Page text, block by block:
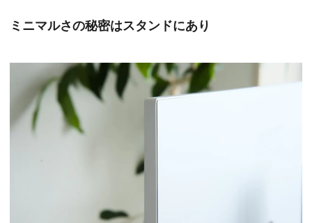
ミニマルさの秘密はスタンドにあり